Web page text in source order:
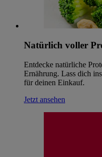
Natürlich voller
Entdecke natürliche
Ernährung. Lass dich
für deinen Einkauf.
Jetzt ansehen